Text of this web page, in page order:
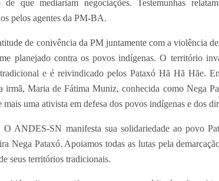
de que mediariam negociações. Testemunhas
pelos agentes da PM-BA.
de conivência da PM juntamente com a violência de
planejado contra os povos indígenas. O território
e é reivindicado pelos Pataxó Hã Hã Hãe.
irmã, Maria de Fátima Muniz, conhecida como Nega
mais uma ativista em defesa dos povos indígenas e dos
SN manifesta sua solidariedade ao povo
Nega Pataxó. Apoiamos todas as lutas pela
seus territórios tradicionais.